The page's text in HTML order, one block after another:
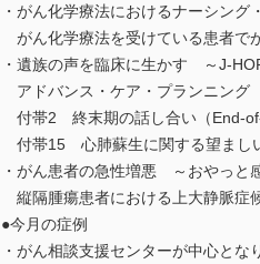
・がん化学療法におけるナーシング
がん化学療法を受けている患者で
・遺族の声を臨床に生かす ～J-
アドバンス・ケア・プランニング
付帯2 終末期の話し合い（End-
付帯15 心肺蘇生に関する望まし
・がん患者の急性増悪 ～おやっと
縦隔腫瘍患者における上大静脈症
●今月の症例
・がん相談支援センターが中心と